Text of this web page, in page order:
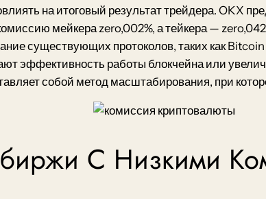
на итоговый результат трейдера. OKX
мейкера zero,002%, а тейкера —
существующих протоколов, таких как
эффективность работы блокчейна или
собой метод масштабирования, при
С Низкими